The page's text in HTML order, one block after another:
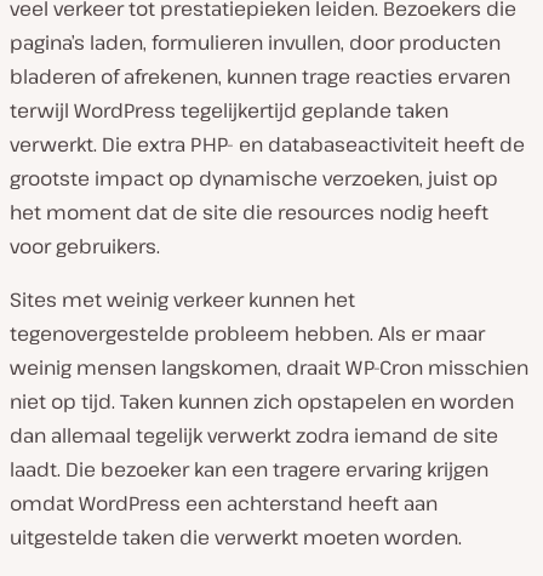
veel verkeer tot prestatiepieken leiden. Bezoekers die
pagina’s laden, formulieren invullen, door producten
bladeren of afrekenen, kunnen trage reacties ervaren
terwijl WordPress tegelijkertijd geplande taken
verwerkt. Die extra PHP- en databaseactiviteit heeft de
grootste impact op dynamische verzoeken, juist op
het moment dat de site die resources nodig heeft
voor gebruikers.
Sites met weinig verkeer kunnen het
tegenovergestelde probleem hebben. Als er maar
weinig mensen langskomen, draait WP-Cron misschien
niet op tijd. Taken kunnen zich opstapelen en worden
dan allemaal tegelijk verwerkt zodra iemand de site
laadt. Die bezoeker kan een tragere ervaring krijgen
omdat WordPress een achterstand heeft aan
uitgestelde taken die verwerkt moeten worden.